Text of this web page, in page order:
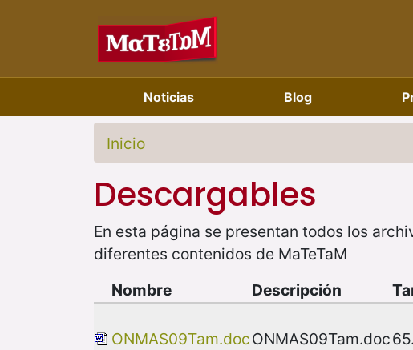
Noticias Blog
Inicio
Descargables
En esta página se presentan todos los
diferentes contenidos de MaTeTaM
Nombre Descripción
ONMAS09Tam.docONMAS09Tam.doc